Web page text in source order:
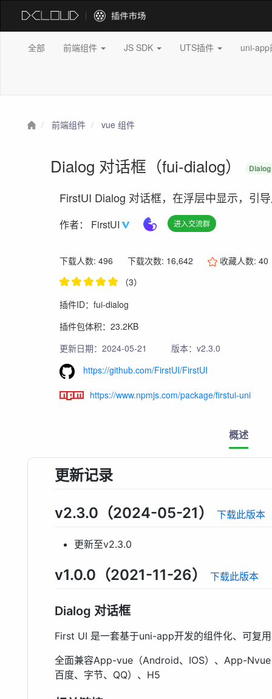
全部 前端组件 JS SDK UTS插件 uni-
前端组件 vue 组件
Dialog 对话框（fui-dialog） Dialog
FirstUI Dialog 对话框，在浮层中显示，引
作者： FirstUI 进入交流群
下载人数: 496 下载次数: 16,642 收藏人数:40
（3）
插件ID：fui-dialog
插件包体积：23.2KB
更新日期：2024-05-21
版本：v2.3.0
https://github.com/FirstUI/FirstUI
https://www.npmjs.com/package/firstui-uni
概述
更新记录
v2.3.0（2024-05-21） 下载此版本
更新至v2.3.0
v1.0.0（2021-11-26） 下载此版本
Dialog 对话框
First UI 是一套基于uni-app开发的组件化、可复
全面兼容App-vue（Android、IOS）、App-
百度、字节、QQ）、H5